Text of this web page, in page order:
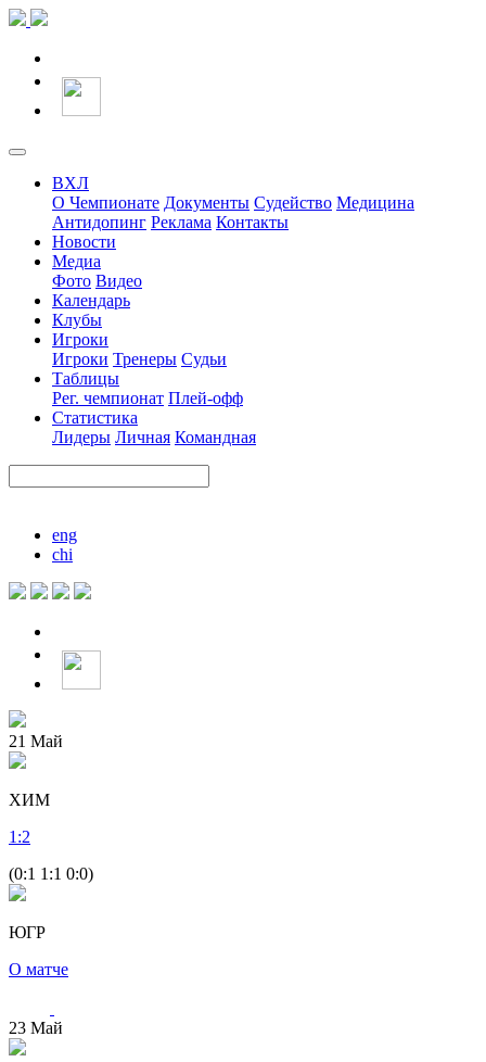
ВХЛ
О Чемпионате Документы Судейство Медицина
Антидопинг Реклама Контакты
Новости
Медиа
Фото Видео
Календарь
Клубы
Игроки
Игроки Тренеры Судьи
Таблицы
Рег. чемпионат Плей-офф
Статистика
Лидеры Личная Командная
eng
chi
21 Май
ХИМ
1 :2
(0:1 1:1 0:0)
ЮГР
О матче
23 Май